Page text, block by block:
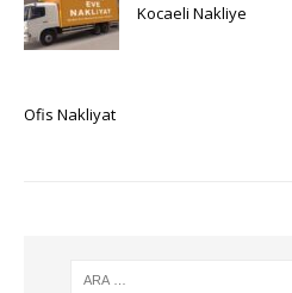
Kocaeli Nakliye
Ofis Nakliyat